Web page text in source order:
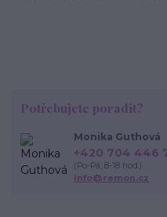
Potřebujete poradit?
Monika Guthová
+420 704 446
(Po-Pá, 8-18 hod.)
info@remon.cz